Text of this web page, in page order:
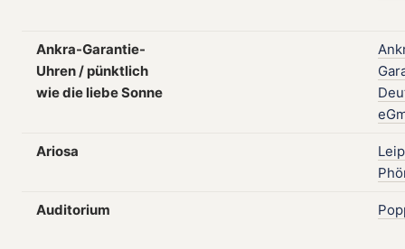
Ankra-Garantie-
Uhren / pünktlich
wie die liebe Sonne
Ariosa
Auditorium